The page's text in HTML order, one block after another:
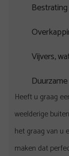
Vijvers,
Heeft u graag
weelderige
het graag van u
maken dat